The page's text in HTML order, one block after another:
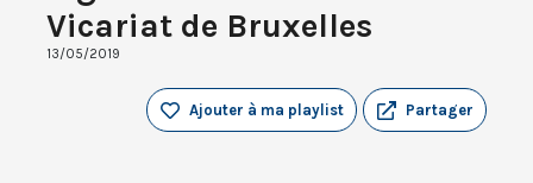
Vicariat de Bruxelles
13/05/2019
Partager
Ajouter à ma playlist